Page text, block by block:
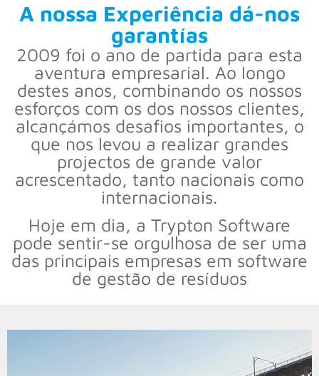
A nossa Experiência dá-nos
garantías
2009 foi o ano de partida para esta
aventura empresarial. Ao longo
destes anos, combinando os nossos
esforços com os dos nossos clientes,
alcançámos desafios importantes, o
que nos levou a realizar grandes
projectos de grande valor
acrescentado, tanto nacionais como
internacionais.
Hoje em dia, a Trypton Software
pode sentir-se orgulhosa de ser uma
das principais empresas em software
de gestão de resíduos